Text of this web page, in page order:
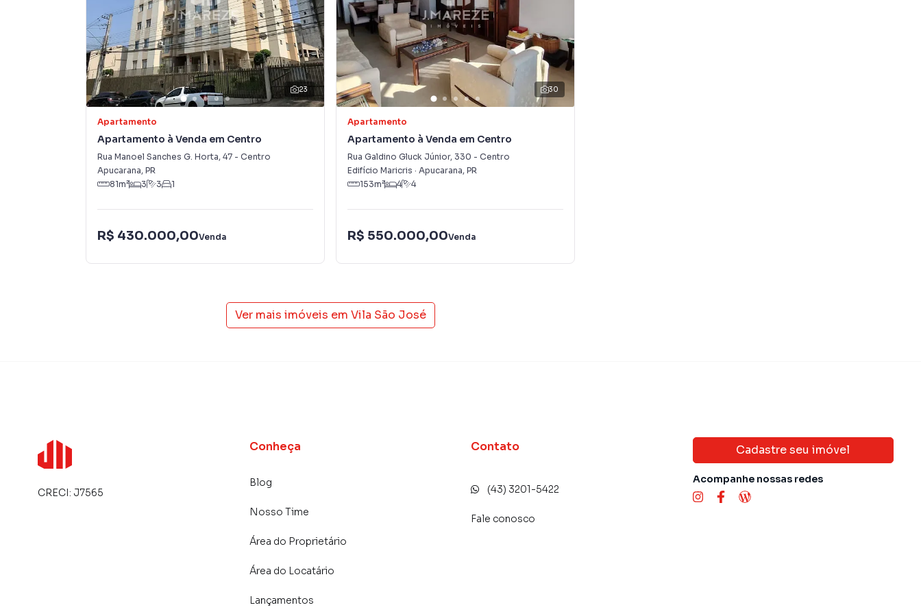
Não perca essa oportunidade única de adquirir seu novo lar no coração da cidade!
23
Apartamento
Apartamento à Venda em Centro
Rua Manoel Sanches G. Horta, 47 - Centro
Apucarana, PR
81m² 3 3 1
R$ 430.000,00Venda
30
Apartamento
Apartamento à Venda em Centro
Rua Galdino Gluck Júnior, 330 - Centro
Edifício Maricris · Apucarana, PR
153m² 4 4
R$ 550.000,00Venda
Ver mais imóveis em Vila São José
CRECI: J7565
Conheça
Blog
Nosso Time
Área do Proprietário
Área do Locatário
Lançamentos
Contato
(43) 3201-5422
Fale conosco
Cadastre seu imóvel
Acompanhe nossas redes